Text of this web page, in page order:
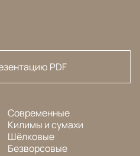
PDF
Современные
Килимы и сумахи
Шёлковые
Безворсовые